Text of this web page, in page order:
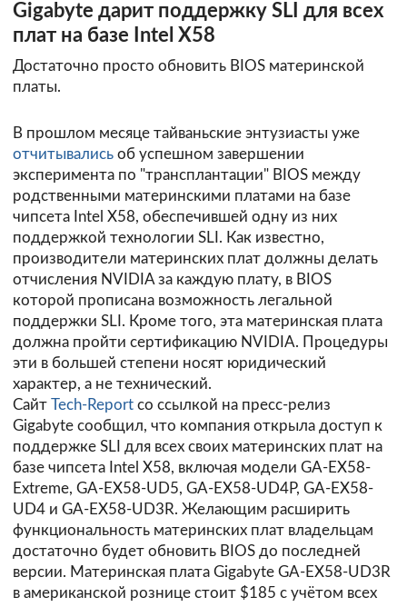
Gigabyte дарит поддержку SLI для всех
плат на базе Intel X58
Достаточно просто обновить BIOS материнской
платы.
В прошлом месяце тайваньские энтузиасты уже
отчитывались об успешном завершении
эксперимента по "трансплантации" BIOS между
родственными материнскими платами на базе
чипсета Intel X58, обеспечившей одну из них
поддержкой технологии SLI. Как известно,
производители материнских плат должны делать
отчисления NVIDIA за каждую плату, в BIOS
которой прописана возможность легальной
поддержки SLI. Кроме того, эта материнская плата
должна пройти сертификацию NVIDIA. Процедуры
эти в большей степени носят юридический
характер, а не технический.
Сайт Tech-Report со ссылкой на пресс-релиз
Gigabyte сообщил, что компания открыла доступ к
поддержке SLI для всех своих материнских плат на
базе чипсета Intel X58, включая модели GA-EX58-
Extreme, GA-EX58-UD5, GA-EX58-UD4P, GA-EX58-
UD4 и GA-EX58-UD3R. Желающим расширить
функциональность материнских плат владельцам
достаточно будет обновить BIOS до последней
версии. Материнская плата Gigabyte GA-EX58-UD3R
в американской рознице стоит $185 с учётом всех